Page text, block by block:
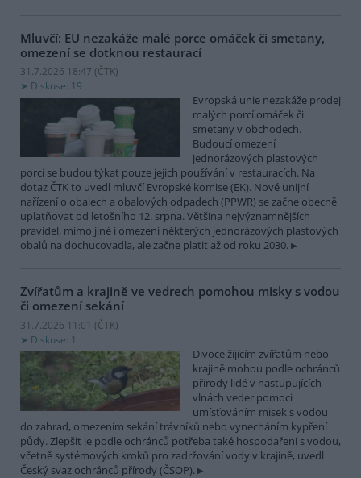
Mluvčí: EU nezakáže malé porce omáček či smetany,
omezení se dotknou restaurací
31.7.2026 18:47 (ČTK)
Diskuse: 19
Evropská unie nezakáže prodej
malých porcí omáček či
smetany v obchodech.
Budoucí omezení
jednorázových plastových
porcí se budou týkat pouze jejich používání v restauracích. Na
dotaz ČTK to uvedl mluvčí Evropské komise (EK). Nové unijní
nařízení o obalech a obalových odpadech (PPWR) se začne obecně
uplatňovat od letošního 12. srpna. Většina nejvýznamnějších
pravidel, mimo jiné i omezení některých jednorázových plastových
obalů na dochucovadla, ale začne platit až od roku 2030.
Zvířatům a krajině ve vedrech pomohou misky s vodou
či omezení sekání
31.7.2026 11:01 (ČTK)
Diskuse: 1
Divoce žijícím zvířatům nebo
krajině mohou podle ochránců
přírody lidé v nastupujících
vlnách veder pomoci
umísťováním misek s vodou
do zahrad, omezením sekání trávníků nebo vynecháním kypření
půdy. Zlepšit je podle ochránců potřeba také hospodaření s vodou,
včetně systémových kroků pro zadržování vody v krajině, uvedl
Český svaz ochránců přírody (ČSOP).